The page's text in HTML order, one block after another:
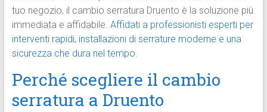
tuo negozio, il cambio serratura Druento è la soluzione più
immediata e affidabile. Affidati a professionisti esperti per
interventi rapidi, installazioni di serrature moderne e una
sicurezza che dura nel tempo.
Perché scegliere il cambio
serratura a Druento